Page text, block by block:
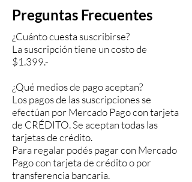
Preguntas Frecuentes
¿Cuánto cuesta suscribirse?
La suscripción tiene un costo de
$1.399.-
¿Qué medios de pago aceptan?
Los pagos de las suscripciones se
efectúan por Mercado Pago con tarjeta
de CRÉDITO. Se aceptan todas las
tarjetas de crédito.
Para regalar podés pagar con Mercado
Pago con tarjeta de crédito o por
transferencia bancaria.